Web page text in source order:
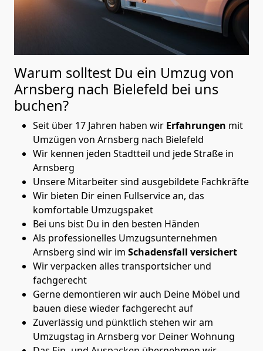
Warum solltest Du ein Umzug von
Arnsberg nach Bielefeld bei uns
buchen?
Seit über 17 Jahren haben wir Erfahrungen mit
Umzügen von Arnsberg nach Bielefeld
Wir kennen jeden Stadtteil und jede Straße in
Arnsberg
Unsere Mitarbeiter sind ausgebildete Fachkräfte
Wir bieten Dir einen Fullservice an, das
komfortable Umzugspaket
Bei uns bist Du in den besten Händen
Als professionelles Umzugsunternehmen
Arnsberg sind wir im Schadensfall versichert
Wir verpacken alles transportsicher und
fachgerecht
Gerne demontieren wir auch Deine Möbel und
bauen diese wieder fachgerecht auf
Zuverlässig und pünktlich stehen wir am
Umzugstag in Arnsberg vor Deiner Wohnung